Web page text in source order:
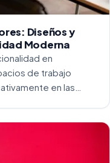
Diseños y
Moderna
en
de trabajo
en las